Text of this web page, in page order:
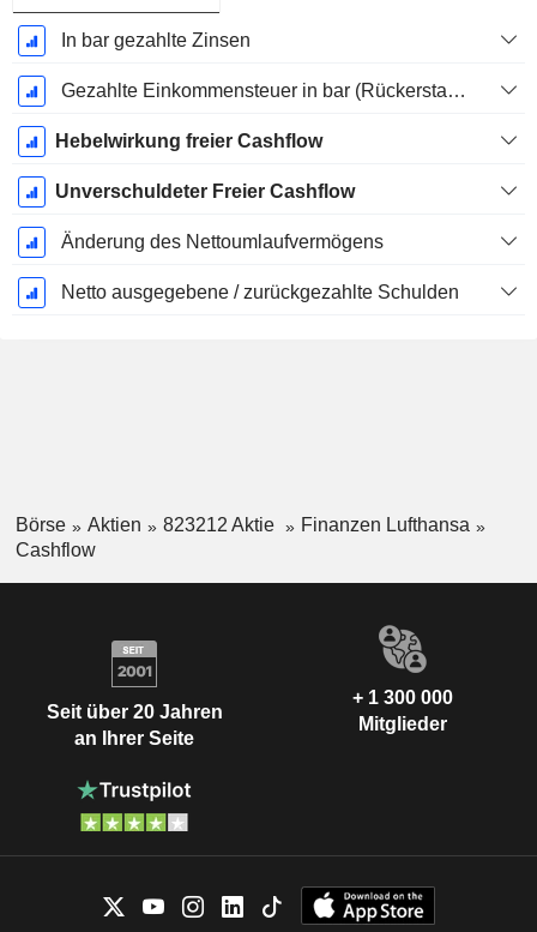
In bar gezahlte Zinsen
Gezahlte Einkommensteuer in bar (Rückerstattung)
Hebelwirkung freier Cashflow
Unverschuldeter Freier Cashflow
Änderung des Nettoumlaufvermögens
Netto ausgegebene / zurückgezahlte Schulden
Börse Aktien 823212 Aktie
Finanzen Lufthansa
Cashflow
Seit über 20 Jahren
an Ihrer Seite
+ 1 300 000
Mitglieder